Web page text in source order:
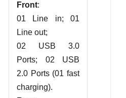
Front:
01 Line in; 01
Line out;
02 USB 3.0
Ports; 02 USB
2.0 Ports (01 fast
charging).